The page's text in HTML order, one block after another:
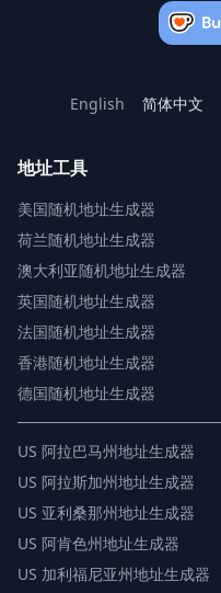
English 简体中文
地址工具
美国随机地址生成器
荷兰随机地址生成器
澳大利亚随机地址生成器
英国随机地址生成器
法国随机地址生成器
香港随机地址生成器
德国随机地址生成器
US 阿拉巴马州地址生成器
US 阿拉斯加州地址生成器
US 亚利桑那州地址生成器
US 阿肯色州地址生成器
US 加利福尼亚州地址生成器